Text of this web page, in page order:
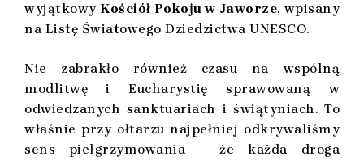
wyjątkowy Kościół Pokoju w Jaworze, wpisany
na Listę Światowego Dziedzictwa UNESCO.
Nie zabrakło również czasu na wspólną
modlitwę i Eucharystię sprawowaną w
odwiedzanych sanktuariach i świątyniach. To
właśnie przy ołtarzu najpełniej odkrywaliśmy
sens pielgrzymowania – że każda droga